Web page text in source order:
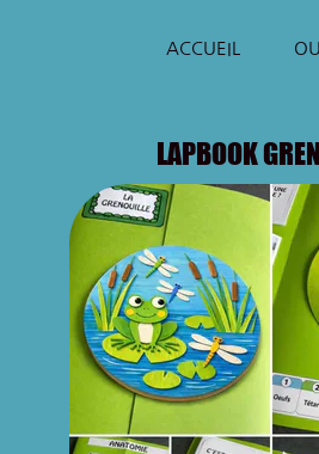
ACCUEIL
LAPBOOK